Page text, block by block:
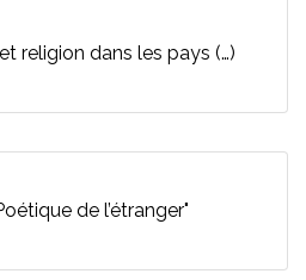
religion dans les pays (…)
de l’étranger"